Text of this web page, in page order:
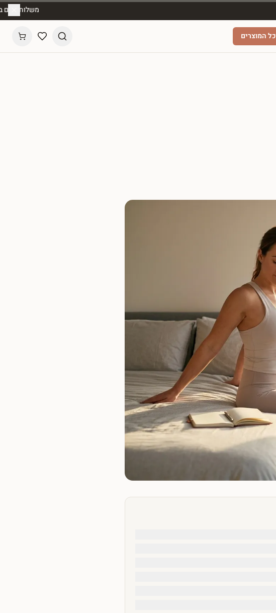
משלוח חינם בהזמנות מעל ₪150 🚚
כל המוצרים